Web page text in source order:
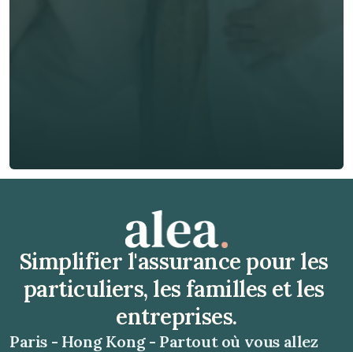
Obtenir un devis gratuit
Simplifier l'assurance pour les
particuliers, les familles et les
entreprises.
Paris - Hong Kong - Partout où vous allez